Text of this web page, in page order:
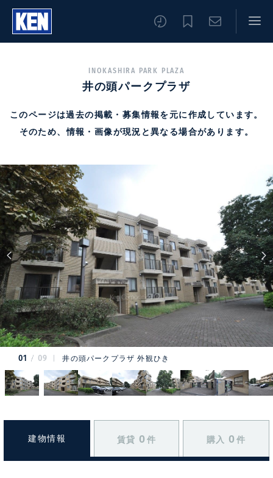
INOKASHIRA PARK PLAZA
井の頭パークプラザ
このページは過去の掲載・募集情報を元に作成しています。
そのため、情報・画像が現況と異なる場合があります。
01 09 井の頭パークプラザ 外観ひき
建物情報 賃貸 0 件 購入 0 件